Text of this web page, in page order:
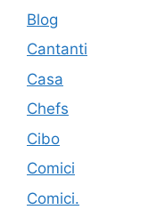
Blog
Cantanti
Casa
Chefs
Cibo
Comici
Comici.